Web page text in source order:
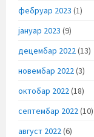
фебруар 2023 (1)
јануар 2023 (9)
децембар 2022(13)
новембар 2022(3)
октобар 2022(18)
септембар 2022(10)
август 2022(6)